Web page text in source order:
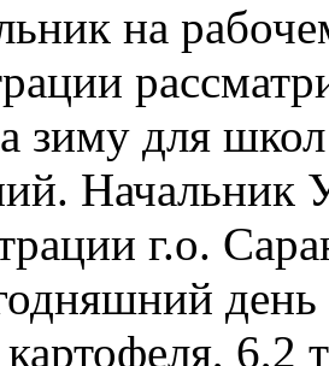
на
зиму для
Начальник
г.о.
день
6,2